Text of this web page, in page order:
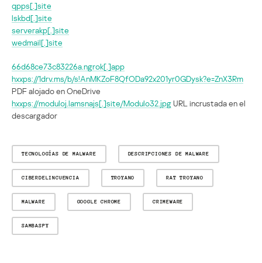
qpps[.]site
lskbd[.]site
serverakp[.]site
wedmail[.]site
66d68ce73c83226a.ngrok[.]app
hxxps://1drv.ms/b/s!AnMKZoF8QfODa92x201yr0GDysk?e=ZnX3Rm
PDF alojado en OneDrive
hxxps://moduloj.lamsnajs[.]site/Modulo32.jpgURL incrustada en el
descargador
TECNOLOGÍAS DE MALWARE DESCRIPCIONES DE MALWARE
CIBERDELINCUENCIA TROYANO RAT TROYANO
MALWARE GOOGLE CHROME CRIMEWARE
SAMBASPY